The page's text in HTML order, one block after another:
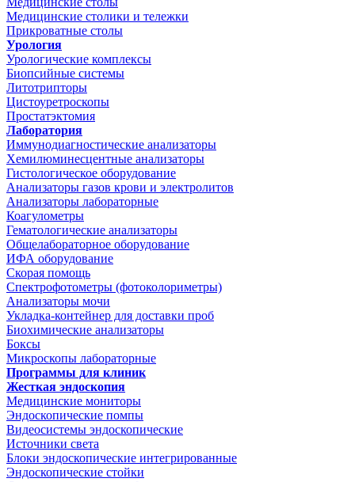
Медицинские столики и тележки
Прикроватные столы
Урология
Урологические комплексы
Биопсийные системы
Литотрипторы
Цистоуретроскопы
Простатэктомия
Лаборатория
Иммунодиагностические анализаторы
Хемилюминесцентные анализаторы
Гистологическое оборудование
Анализаторы газов крови и электролитов
Анализаторы лабораторные
Коагулометры
Гематологические анализаторы
Общелабораторное оборудование
ИФА оборудование
Скорая помощь
Спектрофотометры (фотоколориметры)
Анализаторы мочи
Укладка-контейнер для доставки проб
Биохимические анализаторы
Боксы
Микроскопы лабораторные
Программы для клиник
Жесткая эндоскопия
Медицинские мониторы
Эндоскопические помпы
Видеосистемы эндоскопические
Источники света
Блоки эндоскопические интегрированные
Эндоскопические стойки